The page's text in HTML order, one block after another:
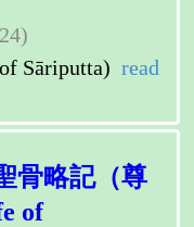
Sāriputta) read
骨略記（尊
of